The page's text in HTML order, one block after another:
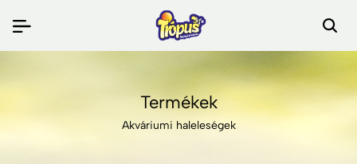
Termékek
Akváriumi haleleségek